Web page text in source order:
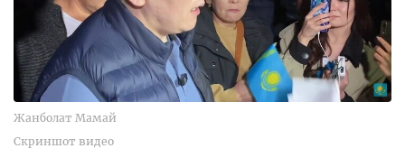
Жанболат Мамай
Скриншот видео